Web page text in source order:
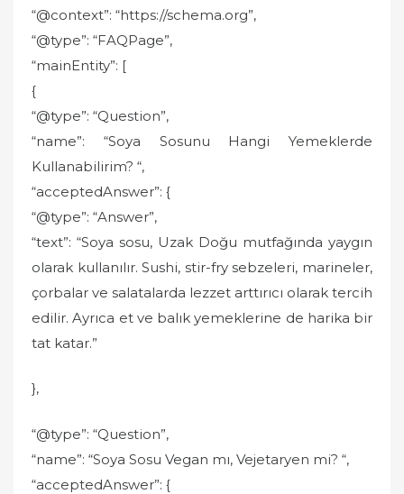
“@context”: “https://schema.org”,
“@type”: “FAQPage”,
“mainEntity”: [
{
“@type”: “Question”,
“name”: “Soya Sosunu Hangi Yemeklerde
Kullanabilirim? “,
“acceptedAnswer”: {
“@type”: “Answer”,
“text”: “Soya sosu, Uzak Doğu mutfağında yaygın
olarak kullanılır. Sushi, stir-fry sebzeleri, marineler,
çorbalar ve salatalarda lezzet arttırıcı olarak tercih
edilir. Ayrıca et ve balık yemeklerine de harika bir
tat katar.”
},
“@type”: “Question”,
“name”: “Soya Sosu Vegan mı, Vejetaryen mi? “,
“acceptedAnswer”: {